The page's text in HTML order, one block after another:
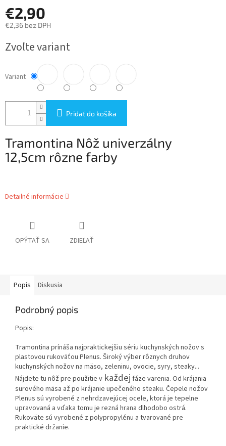
€2,90
€2,36 bez DPH
cena:
Zvoľte variant
Variant
Pridať do košíka
Tramontina Nôž univerzálny
12,5cm rôzne farby
Detailné informácie
OPÝTAŤ SA ZDIEĽAŤ
Popis Diskusia
Podrobný popis
Popis:
Tramontina prínáša najpraktickejšiu sériu kuchynských nožov s
plastovou rukoväťou Plenus. Široký výber rôznych druhov
kuchynských nožov na mäso, zeleninu, ovocie, syry, steaky...
Nájdete tu nôž pre použitie v každej fáze varenia. Od krájania
surového mäsa až po krájanie upečeného steaku. Čepele nožov
Plenus sú vyrobené z nehrdzavejúcej ocele, ktorá je tepelne
upravovaná a vďaka tomu je rezná hrana dlhodobo ostrá.
Rukoväte sú vyrobené z polypropylénu a tvarované pre
praktické držanie.